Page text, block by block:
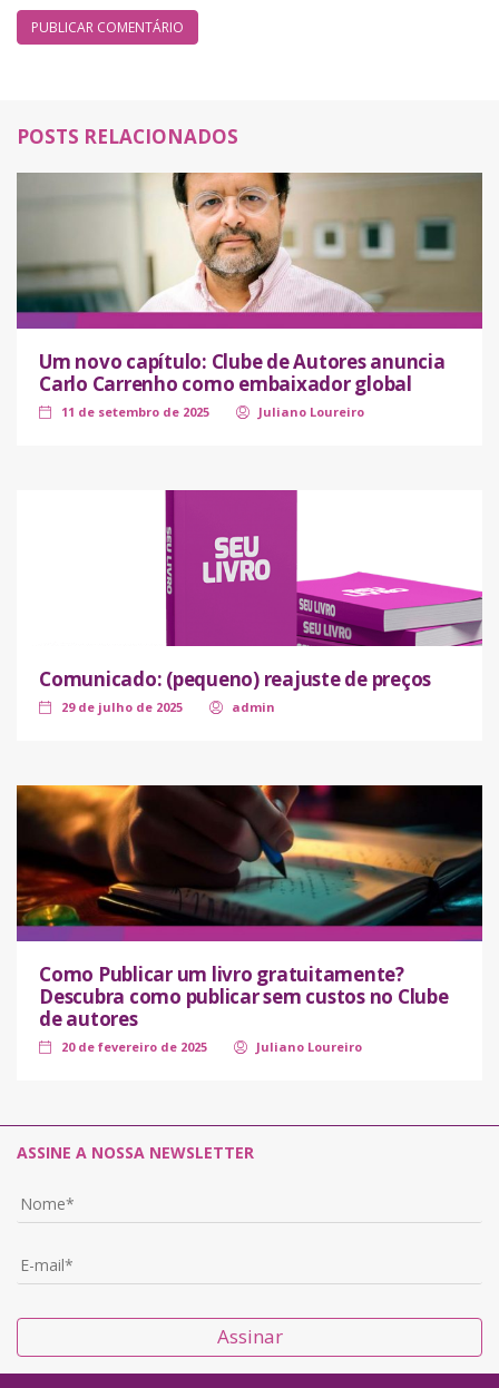
POSTS RELACIONADOS
Um novo capítulo: Clube de Autores anuncia
Carlo Carrenho como embaixador global
11 de setembro de 2025 Juliano Loureiro
Comunicado: (pequeno) reajuste de preços
29 de julho de 2025 admin
Como Publicar um livro gratuitamente?
Descubra como publicar sem custos no Clube
de autores
20 de fevereiro de 2025 Juliano Loureiro
ASSINE A NOSSA NEWSLETTER
Assinar